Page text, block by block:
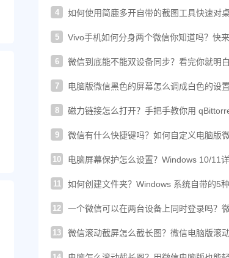
4
如何使用简鹿多开自带的截图工具快速对
5
Vivo手机如何分身两个微信你知道吗？快
6
微信到底能不能双设备同步？看完你就明
7
电脑版微信黑色的屏幕怎么调成白色的设
8
磁力链接怎么打开？手把手教你用
9
微信有什么快捷键吗？如何自定义电脑版
10
电脑屏幕保护怎么设置？Windows 10/11
11
如何创建文件夹？Windows 系统自带的5
12
一个微信可以在两台设备上同时登录吗？
13
微信滚动截屏怎么截长图？微信电脑版滚